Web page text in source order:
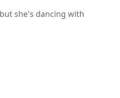
she's dancing with